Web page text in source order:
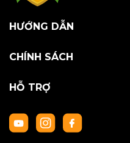
HƯỚNG DẪN
CHÍNH SÁCH
HỖ TRỢ